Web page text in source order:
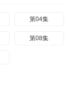
第04集
第08集